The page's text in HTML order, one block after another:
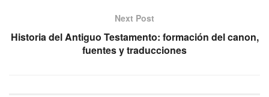
Next Post
Historia del Antiguo Testamento: formación del canon,
fuentes y traducciones